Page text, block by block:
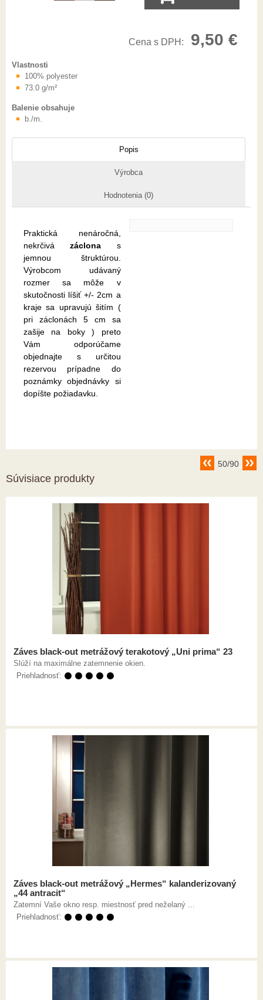
Cena s DPH: 9,50 €
Vlastnosti
100% polyester
73.0 g/m²
Balenie obsahuje
b./m.
Popis
Výrobca
Hodnotenia (0)
Praktická nenáročná,
nekrčivázáclona s
jemnou štruktúrou.
Výrobcom udávaný
rozmer sa môže v
skutočnosti líšiť +/- 2cm a
kraje sa upravujú šitím (
pri záclonách 5 cm sa
zašije na boky ) preto
Vám odporúčame
objednajte s určitou
rezervou prípadne do
poznámky objednávky si
dopíšte požiadavku.
50/90
Súvisiace produkty
Záves black-out metrážový terakotový „Uni prima“ 23
Slúží na maximálne zatemnenie okien.
Priehladnosť: ⚫ ⚫ ⚫ ⚫ ⚫
Záves black-out metrážový „Hermes“ kalanderizovaný
„44 antracit“
Zatemní Vaše okno resp. miestnosť pred neželaný ...
Priehladnosť: ⚫ ⚫ ⚫ ⚫ ⚫